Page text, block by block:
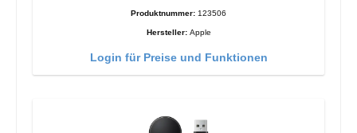
Produktnummer: 123506
Hersteller: Apple
Login für Preise und Funktionen